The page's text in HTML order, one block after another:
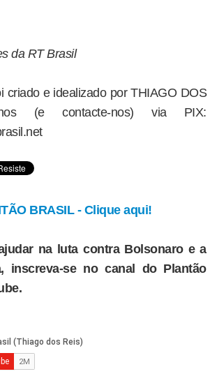
da RT Brasil
criado e idealizado por THIAGO DOS
nos (e contacte-nos) via PIX:
BRASIL - Clique aqui!
na luta contra Bolsonaro e a
inscreva-se no canal do Plantão